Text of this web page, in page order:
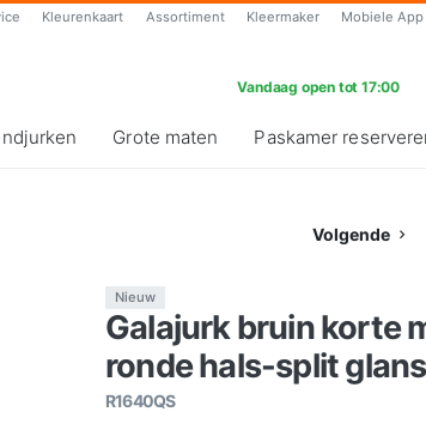
Kleurenkaart Assortiment Kleermaker Mobiele App
Vandaag open tot 17:00
Grote maten Paskamer
Volgende
Nieuw
Galajurk bruin korte
ronde hals-split
R1640QS